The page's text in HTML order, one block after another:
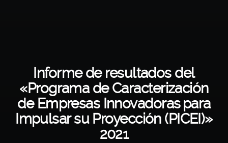
Informe de resultados del
«Programa de Caracterización
de Empresas Innovadoras para
Impulsar su Proyección (PICEI)»
2021